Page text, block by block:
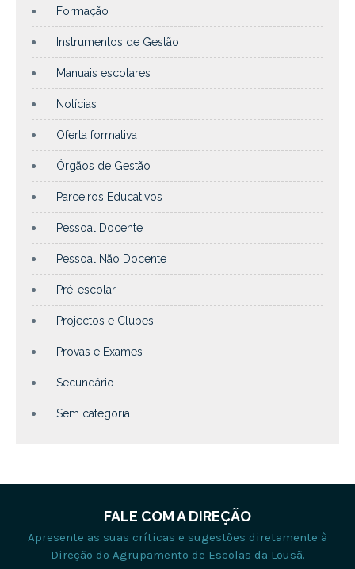
Formação
Instrumentos de Gestão
Manuais escolares
Notícias
Oferta formativa
Órgãos de Gestão
Parceiros Educativos
Pessoal Docente
Pessoal Não Docente
Pré-escolar
Projectos e Clubes
Provas e Exames
Secundário
Sem categoria
FALE COM A DIREÇÃO
Apresente as suas críticas e sugestões diretamente à
Direção do Agrupamento de Escolas da Lousã.